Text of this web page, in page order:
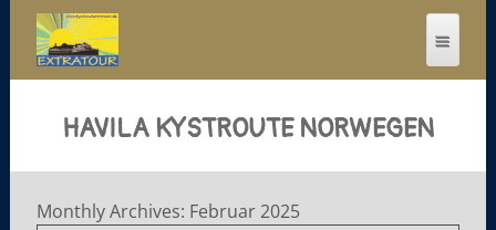
HAVILA KYSTROUTE NORWEGEN
Monthly Archives: Februar 2025